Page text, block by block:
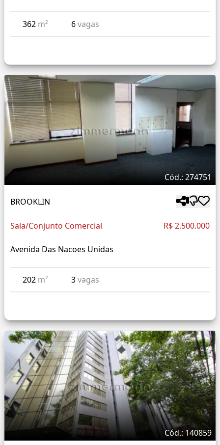
362 m² 6vagas
Cód.: 274751
BROOKLIN
Sala/Conjunto Comercial R$ 2.500.000
Avenida Das Nacoes Unidas
202 m² 3vagas
Cód.: 140859